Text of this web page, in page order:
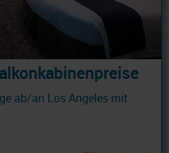
ab/an Los Angeles mit